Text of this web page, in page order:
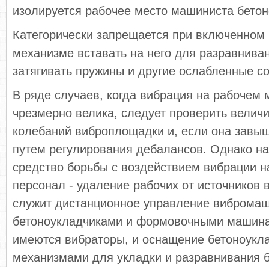
изолируется рабочее место машиниста
Категорически запрещается при
механизме вставать на него для
затягивать пружины и другие ослабленные
В ряде случаев, когда вибрация на рабочем
чрезмерно велика, следует проверить
колебаний виброплощадки и, если она
путем регулирования дебалансов. Однако
средство борьбы с воздействием вибрации
персонал - удаление рабочих от источников
служит дистанционное управление
бетоноукладчиками и формовочными
имеются вибраторы, и оснащение
механизмами для укладки и разравнивания